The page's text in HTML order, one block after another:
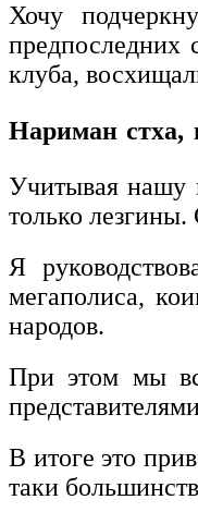
Хочу
предпоследних
клуба,
Нариман стха,
Учитывая нашу
только
Я
мегаполиса,
народов.
При этом мы
В итоге это
таки